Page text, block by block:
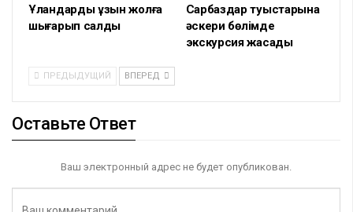
Ұландарды ұзын жолға
шығарып салды
Сарбаздар туыстарына
әскери бөлімде
экскурсия жасады
ПРЕДЫДУЩИЙ ВПЕРЕД
Оставьте Ответ
Ваш электронный адрес не будет опубликован.